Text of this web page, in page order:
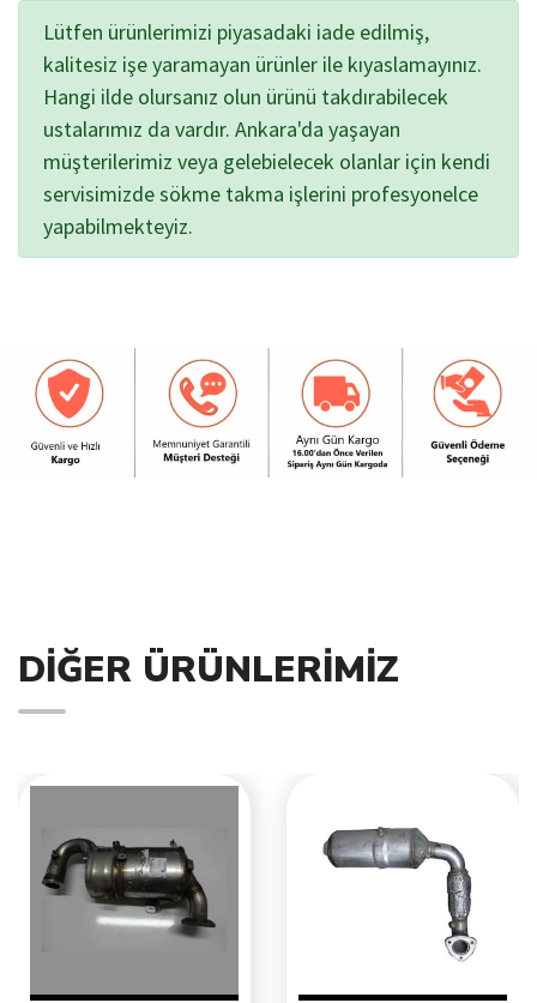
Lütfen ürünlerimizi piyasadaki iade edilmiş,
kalitesiz işe yaramayan ürünler ile kıyaslamayınız.
Hangi ilde olursanız olun ürünü takdırabilecek
ustalarımız da vardır. Ankara'da yaşayan
müşterilerimiz veya gelebielecek olanlar için kendi
servisimizde sökme takma işlerini profesyonelce
yapabilmekteyiz.
DIĞER ÜRÜNLERIMIZ